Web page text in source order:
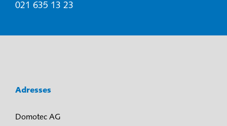
021 635 13 23
Adresses
Domotec AG